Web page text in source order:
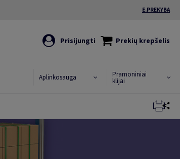
E.PREKYBA
Prisijungti Prekių krepšelis
Aplinkosauga Pramoniniai
klijai